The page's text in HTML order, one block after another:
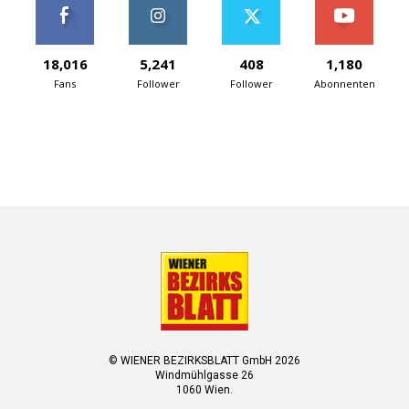
18,016
Fans
5,241
Follower
408
Follower
1,180
Abonnenten
© WIENER BEZIRKSBLATT GmbH 2026
Windmühlgasse 26
1060 Wien.